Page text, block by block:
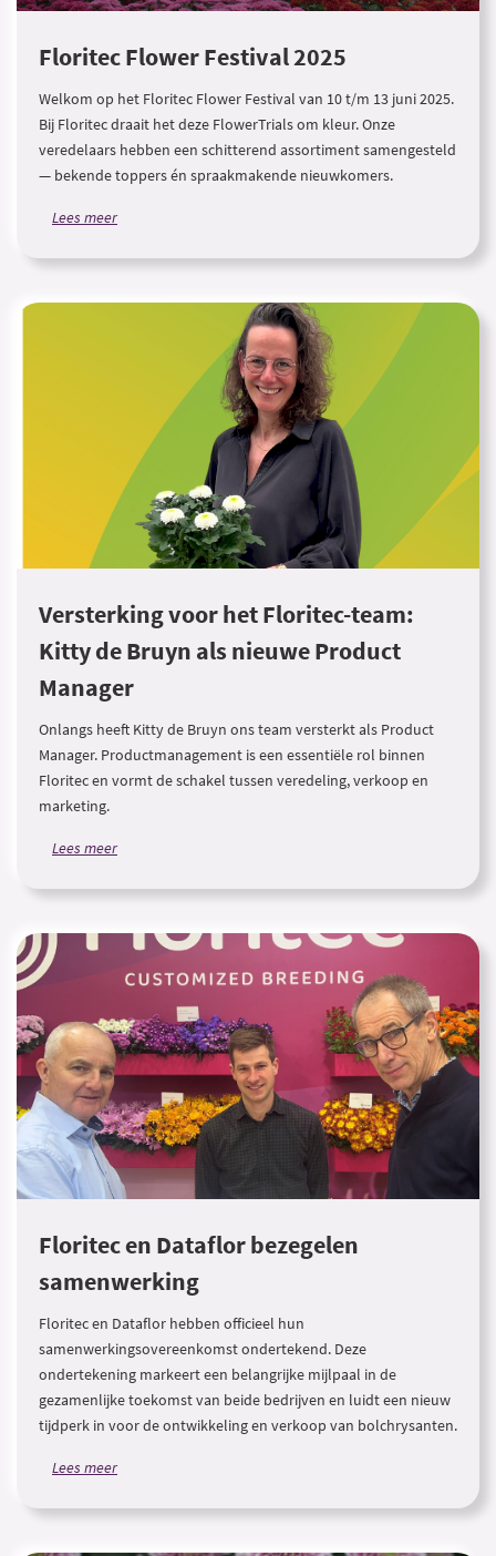
Floritec Flower Festival 2025
Welkom op het Floritec Flower Festival van 10 t/m 13 juni 2025.
Bij Floritec draait het deze FlowerTrials om kleur. Onze
veredelaars hebben een schitterend assortiment samengesteld
— bekende toppers én spraakmakende nieuwkomers.
Lees meer
Versterking voor het Floritec-team:
Kitty de Bruyn als nieuwe Product
Manager
Onlangs heeft Kitty de Bruyn ons team versterkt als Product
Manager. Productmanagement is een essentiële rol binnen
Floritec en vormt de schakel tussen veredeling, verkoop en
marketing.
Lees meer
Floritec en Dataflor bezegelen
samenwerking
Floritec en Dataflor hebben officieel hun
samenwerkingsovereenkomst ondertekend. Deze
ondertekening markeert een belangrijke mijlpaal in de
gezamenlijke toekomst van beide bedrijven en luidt een nieuw
tijdperk in voor de ontwikkeling en verkoop van bolchrysanten.
Lees meer